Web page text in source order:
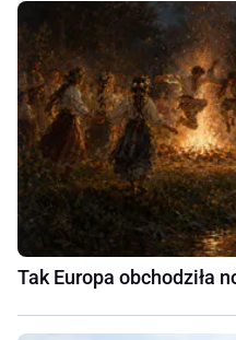
Tak Europa obchodziła